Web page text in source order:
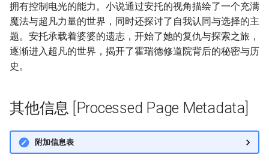
拥有控制电光的能力。小说通过安托的视角描绘了一个充满
魔法与超凡力量的世界，同时还探讨了自我认同与选择的主
题。安托承载着婆婆的遗志，开始了她的复仇与探索之旅，
逐渐进入超凡的世界，揭开了霍瑞德修道院背后的秘密与历
史。
其他信息 [Processed Page Metadata]
附加信息表